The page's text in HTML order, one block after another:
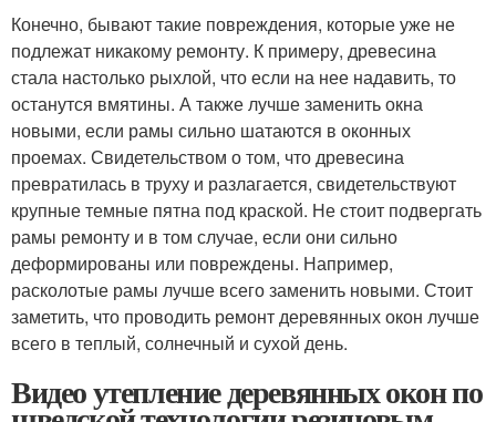
Конечно, бывают такие повреждения, которые уже не
подлежат никакому ремонту. К примеру, древесина
стала настолько рыхлой, что если на нее надавить, то
останутся вмятины. А также лучше заменить окна
новыми, если рамы сильно шатаются в оконных
проемах. Свидетельством о том, что древесина
превратилась в труху и разлагается, свидетельствуют
крупные темные пятна под краской. Не стоит подвергать
рамы ремонту и в том случае, если они сильно
деформированы или повреждены. Например,
расколотые рамы лучше всего заменить новыми. Стоит
заметить, что проводить ремонт деревянных окон лучше
всего в теплый, солнечный и сухой день.
Видео утепление деревянных окон по